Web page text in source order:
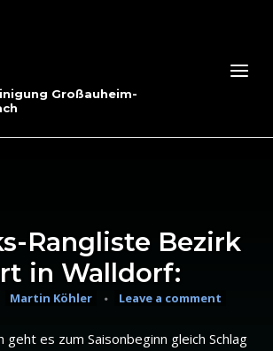
Großauheim-
Menu
Rangliste Bezirk
in Walldorf:
Martin Köhler Leave a comment
geht es zum Saisonbeginn gleich Schlag